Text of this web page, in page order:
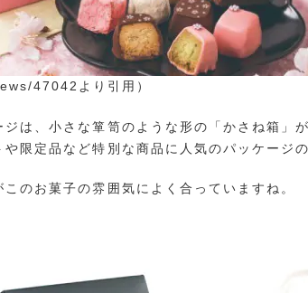
47042より引用）
は、小さな箪笥のような形の「かさね箱」
限定品など特別な商品に人気のパッケージの
のお菓子の雰囲気によく合っていますね。